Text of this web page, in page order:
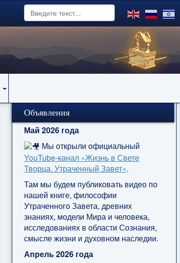
Объявления
Май 2026 года
Мы открыли официальный
YouTube‑канал «Жизнь в Свете
Творца. Утраченный Завет».
Там мы будем публиковать видео по
нашей книге, философии
Утраченного Завета, древних
знаниях, модели Мира и человека,
исследованиях в области Сознания,
смысле жизни и духовном наследии.
Апрель 2026 года